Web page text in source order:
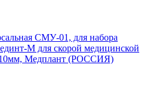
СМУ-01, для набора
М для скорой медицинской
Медплант (РОССИЯ)